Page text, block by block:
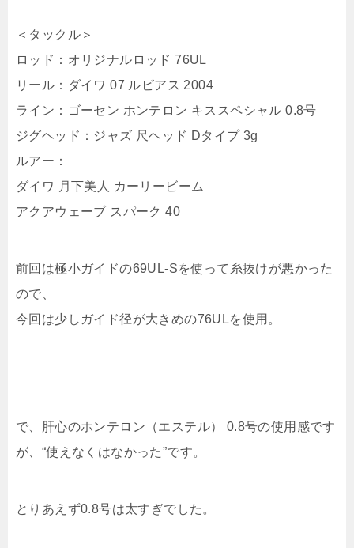
＜タックル＞
ロッド：オリジナルロッド 76UL
リール：ダイワ 07 ルビアス 2004
ライン：ゴーセン ホンテロン キススペシャル 0.8号
ジグヘッド：ジャズ 尺ヘッド Dタイプ 3g
ルアー：
ダイワ 月下美人 カーリービーム
アクアウェーブ スパーク 40
前回は極小ガイドの69UL-Sを使って糸抜けが悪かった
ので、
今回は少しガイド径が大きめの76ULを使用。
で、肝心のホンテロン（エステル） 0.8号の使用感です
が、“使えなくはなかった”です。
とりあえず0.8号は太すぎでした。